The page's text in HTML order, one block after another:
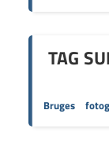
TAG
Bruges